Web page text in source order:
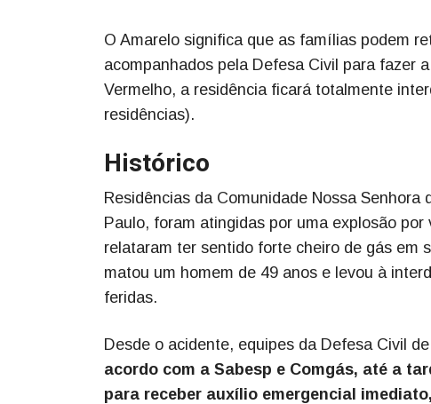
O Amarelo significa que as famílias podem
acompanhados pela Defesa Civil para fazer
Vermelho, a residência ficará totalmente
residências).
Histórico
Residências da Comunidade Nossa
Paulo, foram atingidas por uma explosão
relataram ter sentido forte cheiro de gás em
matou um homem de 49 anos e levou à
feridas.
Desde o acidente, equipes da Defesa Civil
acordo com a Sabesp e Comgás, até a
para receber auxílio emergencial